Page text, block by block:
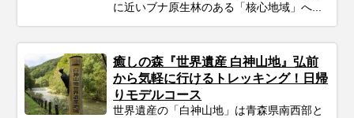
に近いブナ原生林のある「核心地域」へ...
癒しの森『世界遺産 白神山地』弘前
から気軽に行けるトレッキング！日帰
りモデルコース
世界遺産の「白神山地」は青森県南西部と